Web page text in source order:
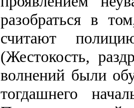
разобраться в
считают
(Жестокость,
волнений были
тогдашнего